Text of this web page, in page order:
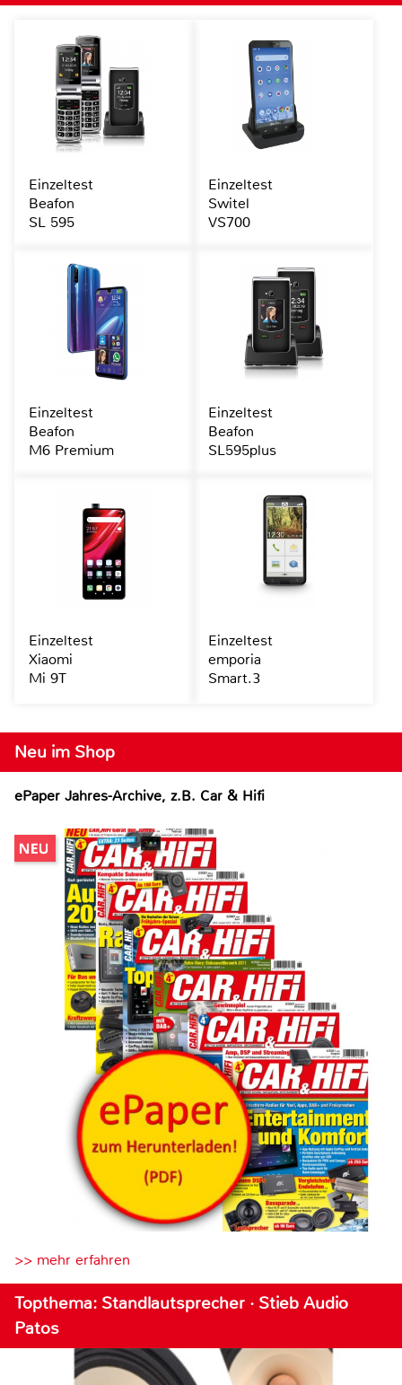
Neu im Shop
ePaper Jahres-Archive, z.B. Car & Hifi
>> mehr erfahren
Topthema: Standlautsprecher · Stieb Audio
Patos
Einzeltest
Beafon
SL 595
Einzeltest
Switel
VS700
Einzeltest
Beafon
M6 Premium
Einzeltest
Beafon
SL595plus
Einzeltest
Xiaomi
Mi 9T
Einzeltest
emporia
Smart.3